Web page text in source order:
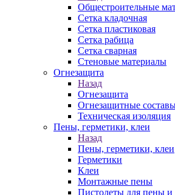
Общестроительные
Сетка кладочная
Сетка пластиковая
Сетка рабица
Сетка сварная
Стеновые материалы
Огнезащита
Назад
Огнезащита
Огнезащитные
Техническая изоляция
Пены, герметики, клеи
Назад
Пены, герметики, клеи
Герметики
Клеи
Монтажные пены
Пистолеты для пены и